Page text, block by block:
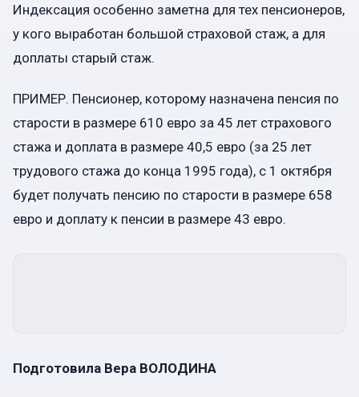
Индексация особенно заметна для тех пенсионеров,
у кого выработан большой страховой стаж, а для
доплаты старый стаж.
ПРИМЕР. Пенсионер, которому назначена пенсия по
старости в размере 610 евро за 45 лет страхового
стажа и доплата в размере 40,5 евро (за 25 лет
трудового стажа до конца 1995 года), с 1 октября
будет получать пенсию по старости в размере 658
евро и доплату к пенсии в размере 43 евро.
Подготовила Вера ВОЛОДИНА